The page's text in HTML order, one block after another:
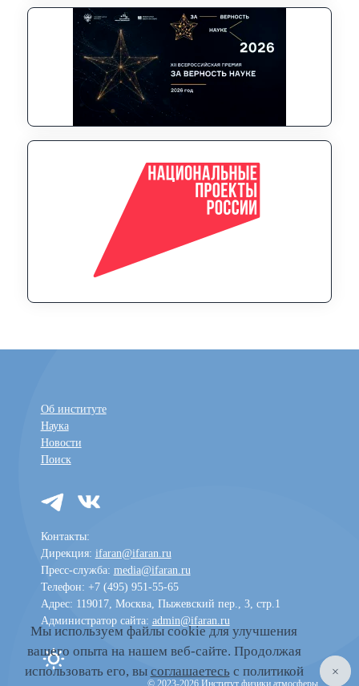
Об институте
Наука
Новости
Поиск
Контакты:
Дирекция: ifaran@ifaran.ru
Пресс-служба: media@ifaran.ru
Телефон: +7 (495) 951-55-65
Адрес: 119017, Москва, Пыжевский пер., 3, стр.1
Администратор сайта: admin@ifaran.ru
Toggle dark mode
© 2023-2026 Институт физики атмосферы
Мы используем файлы cookie для улучшения
вашего опыта на нашем веб-сайте. Продолжая
использовать его, вы соглашаетесьс политикой